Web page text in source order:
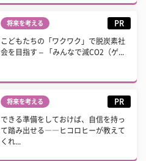
将来を考える PR
こどもたちの「ワクワク」で脱炭素社
会を目指す – 「みんなで減CO2（ゲ...
将来を考える PR
できる準備をしておけば、自信を持っ
て踏み出せる――ヒコロヒーが教えて
くれ...